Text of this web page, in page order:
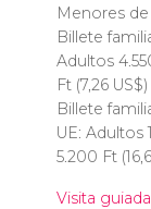
Menores
Billete
Adultos
Ft(7,26 US$)
Billete
UE: Adultos
5.200 Ft
Visita